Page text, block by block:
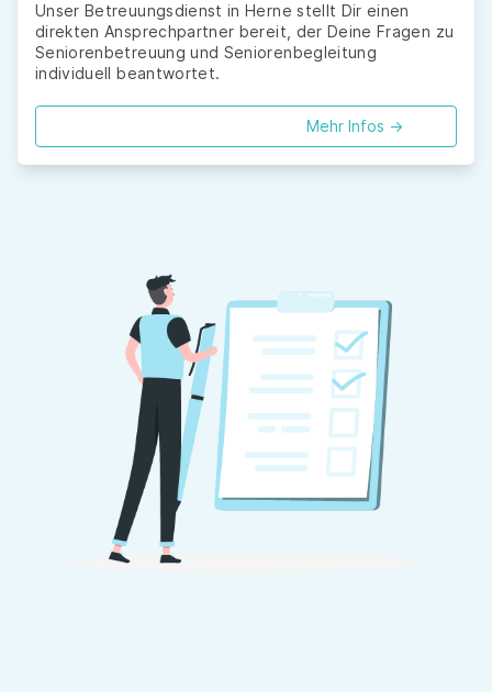
Unser Betreuungsdienst in Herne stellt Dir einen
direkten Ansprechpartner bereit, der Deine Fragen zu
Seniorenbetreuung und Seniorenbegleitung
individuell beantwortet.
Mehr Infos ->